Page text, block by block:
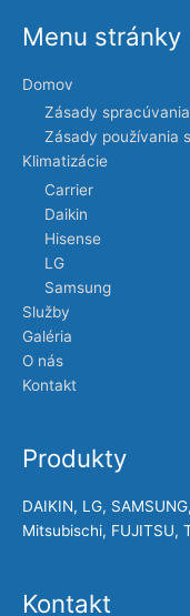
Menu stránky
Domov
Zásady
Zásady používania
Klimatizácie
Carrier
Daikin
Hisense
LG
Samsung
Služby
Galéria
O nás
Kontakt
Produkty
DAIKIN, LG,
Mitsubischi, FUJITSU,
Kontakt